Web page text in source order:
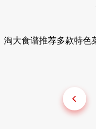
淘大食谱推荐多款特色